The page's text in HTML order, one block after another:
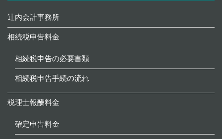
辻内会計事務所
相続税申告料金
相続税申告の必要書類
相続税申告手続の流れ
税理士報酬料金
確定申告料金